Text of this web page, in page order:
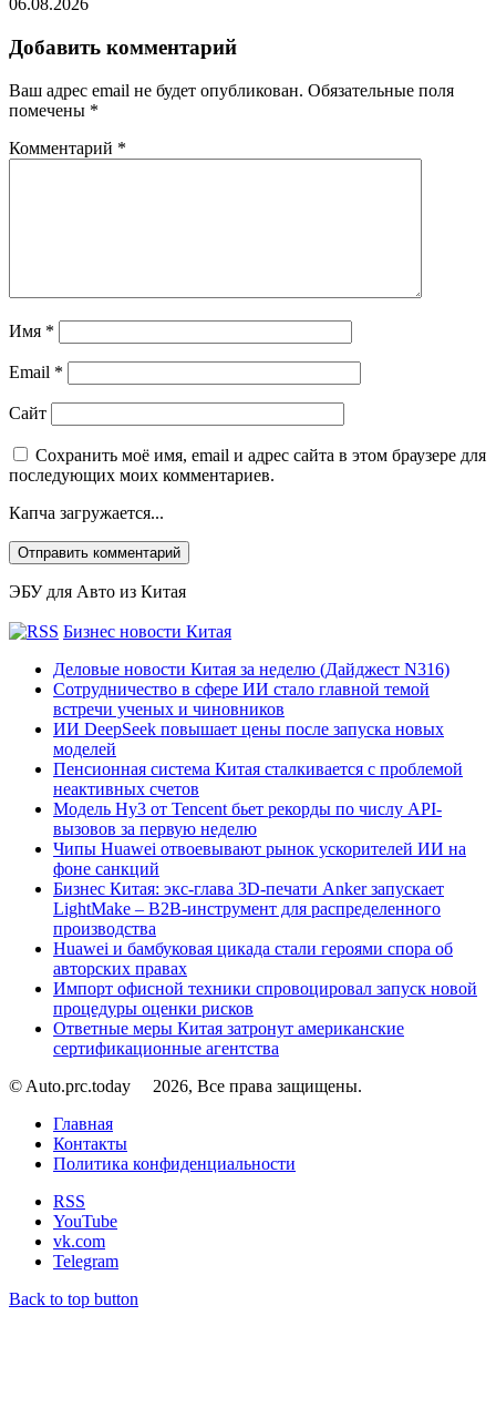
06.08.2026
Добавить комментарий
Ваш адрес email не будет опубликован. Обязательные поля
помечены *
Комментарий *
Имя *
Email *
Сайт
Сохранить моё имя, email и адрес сайта в этом браузере для
последующих моих комментариев.
Капча загружается...
ЭБУ для Авто из Китая
Бизнес новости Китая
Деловые новости Китая за неделю (Дайджест N316)
Сотрудничество в сфере ИИ стало главной темой
встречи ученых и чиновников
ИИ DeepSeek повышает цены после запуска новых
моделей
Пенсионная система Китая сталкивается с проблемой
неактивных счетов
Модель Hy3 от Tencent бьет рекорды по числу API-
вызовов за первую неделю
Чипы Huawei отвоевывают рынок ускорителей ИИ на
фоне санкций
Бизнес Китая: экс-глава 3D-печати Anker запускает
LightMake – B2B-инструмент для распределенного
производства
Huawei и бамбуковая цикада стали героями спора об
авторских правах
Импорт офисной техники спровоцировал запуск новой
процедуры оценки рисков
Ответные меры Китая затронут американские
сертификационные агентства
© Auto.prc.today
2026, Все права защищены.
Главная
Контакты
Политика конфиденциальности
RSS
YouTube
vk.com
Telegram
Back to top button